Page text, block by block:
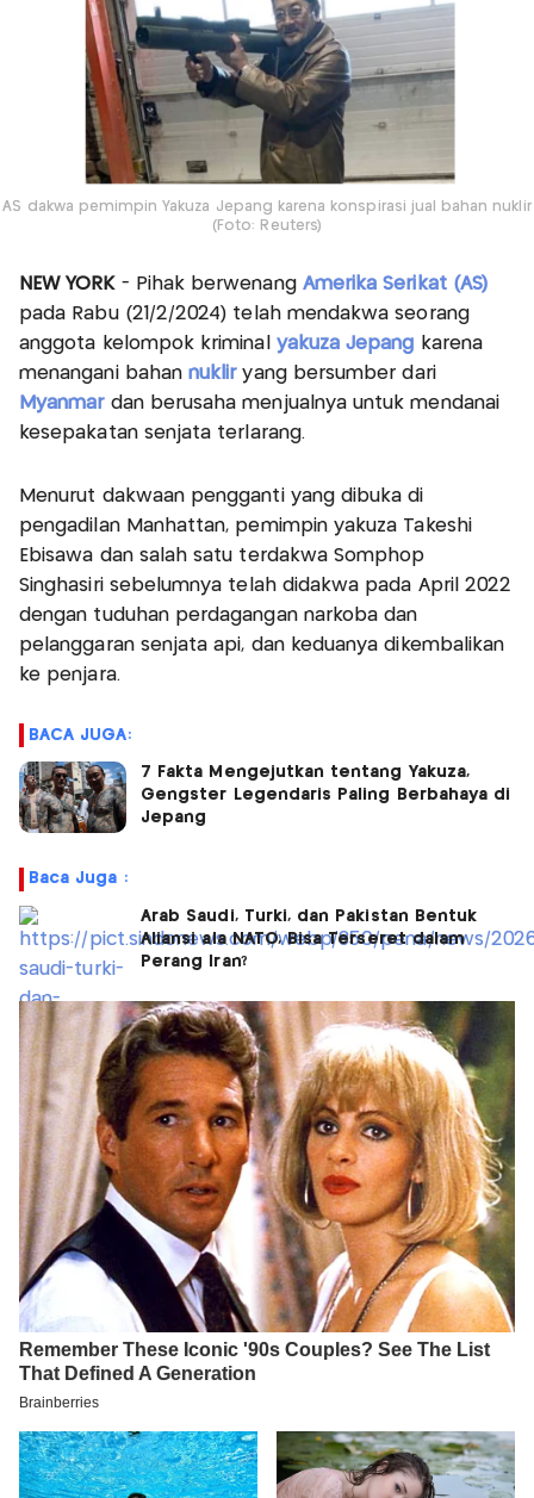
AS dakwa pemimpin Yakuza Jepang karena konspirasi jual bahan nuklir
(Foto: Reuters)
NEW YORK- Pihak berwenang Amerika Serikat (AS)
pada Rabu (21/2/2024) telah mendakwa seorang
anggota kelompok kriminal yakuza Jepang karena
menangani bahannukliryang bersumber dari
Myanmar dan berusaha menjualnya untuk mendanai
kesepakatan senjata terlarang.
Menurut dakwaan pengganti yang dibuka di
pengadilan Manhattan, pemimpin yakuza Takeshi
Ebisawa dan salah satu terdakwa Somphop
Singhasiri sebelumnya telah didakwa pada April 2022
dengan tuduhan perdagangan narkoba dan
pelanggaran senjata api, dan keduanya dikembalikan
ke penjara.
BACA JUGA:
7 Fakta Mengejutkan tentang Yakuza,
Gengster Legendaris Paling Berbahaya di
Jepang
Baca Juga :
Arab Saudi, Turki, dan Pakistan Bentuk
Aliansi ala NATO, Bisa Terseret dalam
Perang Iran?